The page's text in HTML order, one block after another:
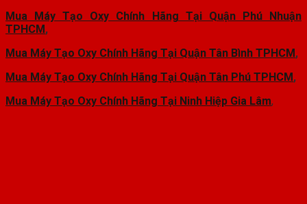
Mua Máy Tạo Oxy Chính Hãng Tại Quận Phú Nhuận
TPHCM,
Mua Máy Tạo Oxy Chính Hãng Tại Quận Tân Bình TPHCM,
Mua Máy Tạo Oxy Chính Hãng Tại Quận Tân Phú TPHCM,
Mua Máy Tạo Oxy Chính Hãng Tại Ninh Hiệp Gia Lâm,